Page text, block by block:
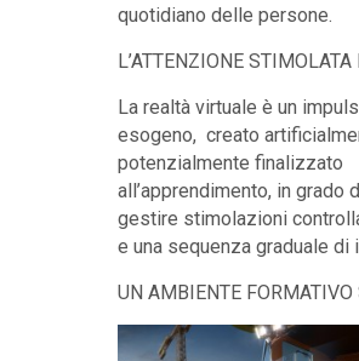
quotidiano delle persone.
L’ATTENZIONE STIMOLATA
La realtà virtuale è un
esogeno, creato
potenzialmente finalizzato
all’apprendimento, in grado
gestire stimolazioni
e una sequenza graduale di
UN AMBIENTE FORMATIVO